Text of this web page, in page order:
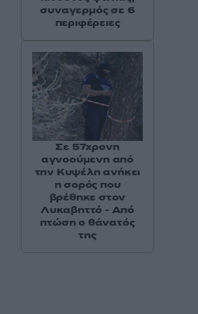
συναγερμός σε 6
περιφέρειες
Σε 57χρονη
αγνοούμενη από
την Κυψέλη ανήκει
η σορός που
βρέθηκε στον
Λυκαβηττό - Από
πτώση ο θάνατός
της